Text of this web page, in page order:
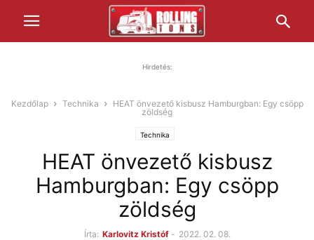
Hirdetés:
Kezdőlap Technika
HEAT önvezető kisbusz Hamburgban: Egy csöpp
zöldség
Technika
HEAT önvezető kisbusz
Hamburgban: Egy csöpp
zöldség
Írta: Karlovitz Kristóf - 2022. 02. 08.